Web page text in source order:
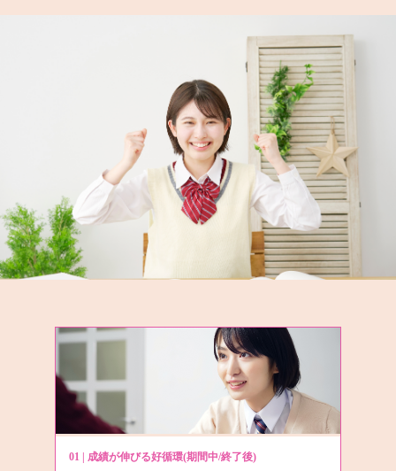
01 | 成績が伸びる好循環(期間中/終了後)